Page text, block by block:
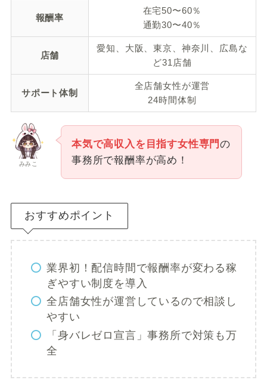
報酬率
在宅50〜60％
通勤30〜40％
店舗
愛知、大阪、東京、神奈川、広島な
ど31店舗
サポート体制
全店舗女性が運営
24時間体制
みみこ
本気で高収入を目指す女性専門の
事務所で報酬率が高め！
おすすめポイント
業界初！配信時間で報酬率が変わる稼
ぎやすい制度を導入
全店舗女性が運営しているので相談し
やすい
「身バレゼロ宣言」事務所で対策も万
全